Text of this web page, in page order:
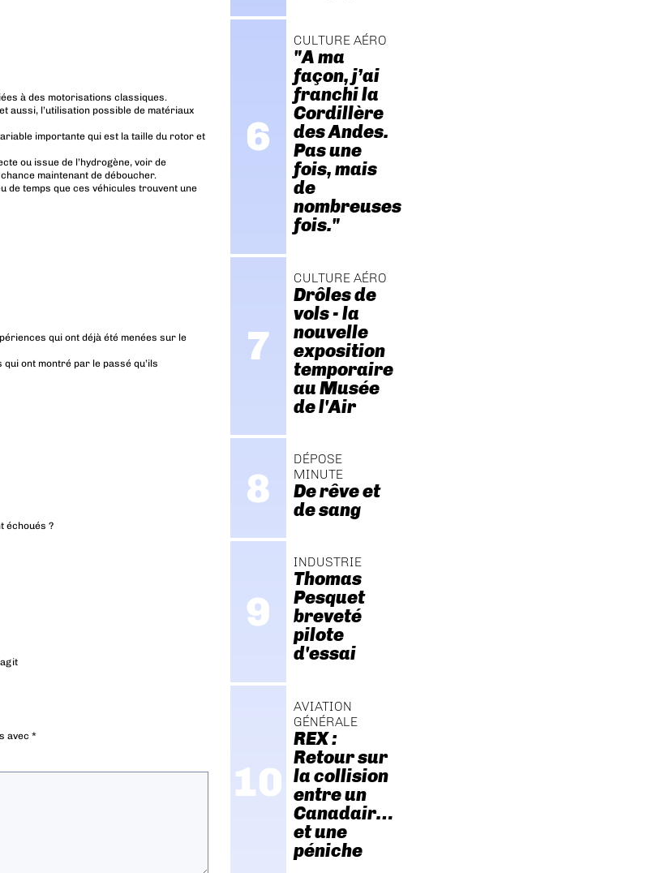
à des motorisations classiques.
aussi, l’utilisation possible de matériaux
importante qui est la taille du rotor et
ou issue de l’hydrogène, voir de
maintenant de déboucher.
de temps que ces véhicules trouvent une
qui ont déjà été menées sur le
ont montré par le passé qu’ils
échoués ?
avec *
CULTURE AÉRO
"A ma
façon, j’ai
franchi la
Cordillère
des Andes.
Pas une
fois, mais
de
nombreuses
fois."
CULTURE AÉRO
Drôles de
vols - la
nouvelle
exposition
temporaire
au Musée
de l'Air
DÉPOSE
MINUTE
De rêve et
de sang
INDUSTRIE
Thomas
Pesquet
breveté
pilote
d'essai
AVIATION
GÉNÉRALE
REX :
Retour sur
la collision
entre un
Canadair…
et une
péniche